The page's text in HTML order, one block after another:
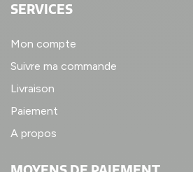
SERVICES
Mon compte
Suivre ma commande
Livraison
Paiement
A propos